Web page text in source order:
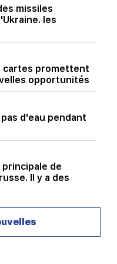
missiles
les
cartes promettent
opportunités
d'eau pendant
de
Il y a des
autoroutes de RA